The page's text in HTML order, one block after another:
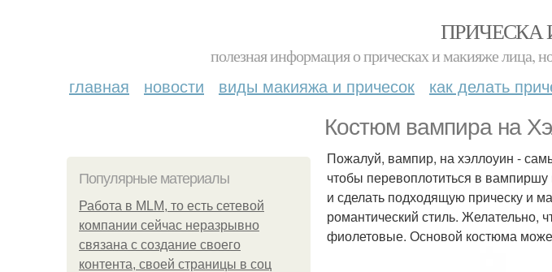
полезная информация о прическах и макияже лица,
главная новости виды макияжа и причесок как делать
Костюм вампира на
Популярные материалы
Работа в MLM, то есть сетевой
компании сейчас неразрывно
связана с создание своего
контента, своей страницы в соц
Пожалуй, вампир, на хэллоуин -
чтобы перевоплотиться в
и сделать подходящую прическу и
романтический стиль. Желательно,
фиолетовые. Основой костюма